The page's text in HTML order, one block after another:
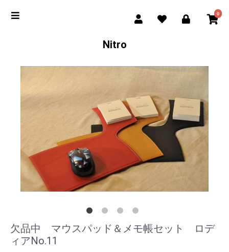
0
Nitro
欠品中 マウスパッド＆メモ帳セット ロデ
ィアNo.11